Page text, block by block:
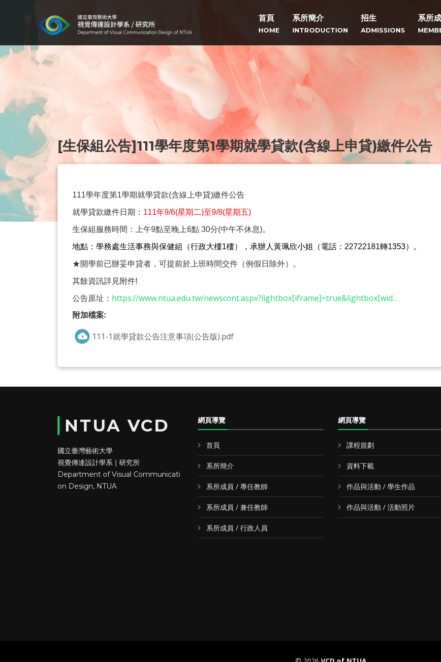
首頁
HOME
系所簡介
INTRODUCTION
招生
ADMISSIONS
系所
[生保組公告]111學年度第1學期就學貸款(含線上申貸)繳件公告
111學年度第1學期就學貸款(含線上申貸)繳件公告
就學貸款繳件日期： 111年9/6(星期二)至9/8(星期五)
生保組服務時間：上午9點至晚上6點 30分(中午不休息)。
地點：學務處生活事務與保健組（行政大樓1樓），承辦人黃珮欣小姐（電話：22722181轉1353）。
★開學前已辦妥申貸者，可提前於上班時間交件（例假日除外）。
其餘資訊詳見附件!
公告原址： https://www.ntua.edu.tw/newscont.aspx?lightbox[iframe]=true&lightbox[wid...
附加檔案:
111-1就學貸款公告注意事項(公告版).pdf
NTUA VCD
國立臺灣藝術大學
視覺傳達設計學系 | 研究所
Department of Visual Communicati
on Design, NTUA
網頁導覽
首頁
系所簡介
系所成員 / 專任教師
系所成員 / 兼任教師
系所成員 / 行政人員
網頁導覽
課程規劃
資料下載
作品與活動 / 學生作品
作品與活動 / 活動照片